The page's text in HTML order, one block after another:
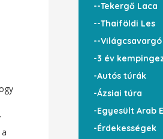
--Tekergő Laca
--Thaiföldi Les
--Világcsavargó
-3 év
-Autós túrák
-Ázsiai túra
-Egyesült Arab
-Érdekességek